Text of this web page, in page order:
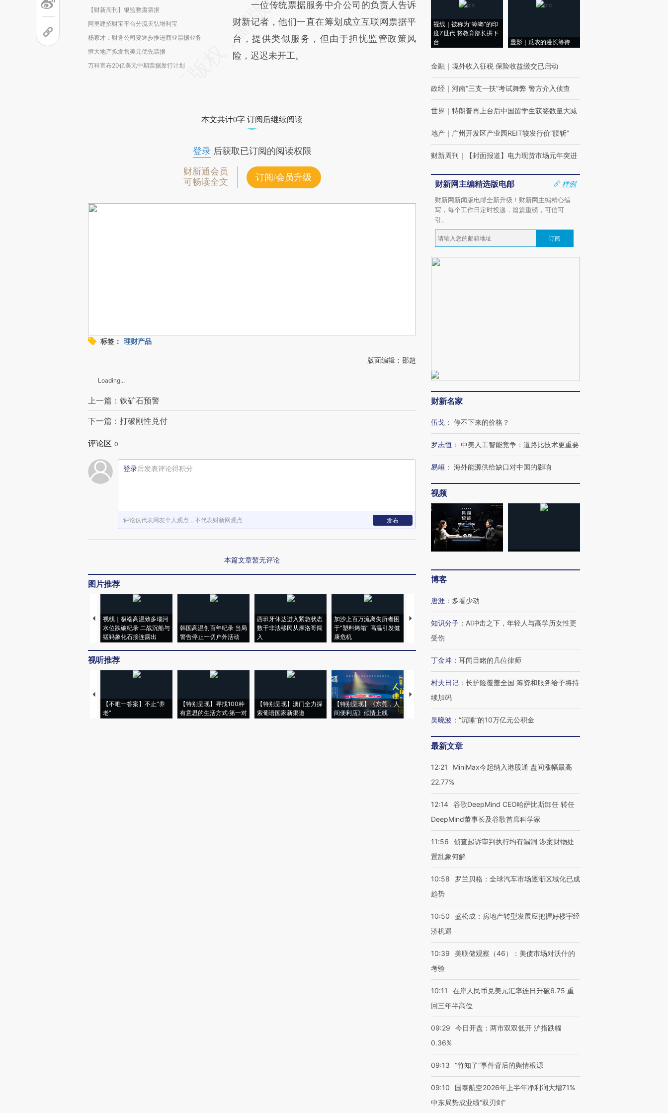
【财新周刊】银监整肃票据
阿里建招财宝平台分流天弘增利宝
杨家才：财务公司要逐步推进商业票据业务
恒大地产拟发售美元优先票据
万科宣布20亿美元中期票据发行计划
一位传统票据服务中介公司的负责人告诉
财新记者，他们一直在筹划成立互联网票据平
台，提供类似服务，但由于担忧监管政策风
险，迟迟未开工。
本文共计0字 订阅后继续阅读
登录后获取已订阅的阅读权限
财新通会员
可畅读全文
订阅/会员升级
标签： 理财产品
版面编辑：邵超
Loading...
上一篇：铁矿石预警
下一篇：打破刚性兑付
评论区 0
登录后发表评论得积分
评论仅代表网友个人观点，不代表财新网观点 发布
本篇文章暂无评论
图片推荐
视线｜极端高温致多瑙河
水位跌破纪录 二战沉船与
猛犸象化石接连露出
韩国高温创百年纪录 当局
警告停止一切户外活动
西班牙休达进入紧急状态
数千非法移民从摩洛哥闯
入
加沙上百万流离失所者困
于“塑料烤箱” 高温引发健
康危机
马航飞行员跨国走私7万
粒摇头丸 尿检体内含3种
泽连斯基密集出访美英 索
秘鲁纳斯卡观光飞机坠毁
视听推荐
【不唯一答案】不止“养
老”
【特别呈现】寻找100种
有意思的生活方式·第一对
【特别呈现】澳门全力探
索葡语国家新渠道
【特别呈现】《东莞，人
间便利店》倾情上线
【推广】走进第四届链博
视线｜被称为“蟑螂”的印
度Z世代 将教育部长拱下
台
显影｜瓜农的漫长等待
金融 ｜ 境外收入征税 保险收益缴交已启动
政经 ｜ 河南“三支一扶”考试舞弊 警方介入侦查
世界 ｜ 特朗普再上台后中国留学生获签数量大减
地产 ｜ 广州开发区产业园REIT较发行价“腰斩”
财新周刊 ｜ 【封面报道】电力现货市场元年突进
财新网主编精选版电邮
样例
财新网新闻版电邮全新升级！财新网主编精心编
写，每个工作日定时投递，篇篇重磅，可信可
引。
订阅
财新名家
伍戈 ： 停不下来的价格？
罗志恒 ： 中美人工智能竞争：道路比技术更重要
易峘 ： 海外能源供给缺口对中国的影响
视频
博客
唐涯 ： 多看少动
知识分子 ： AI冲击之下，年轻人与高学历女性更
受伤
丁金坤 ： 耳闻目睹的几位律师
村夫日记 ： 长护险覆盖全国 筹资和服务给予将持
续加码
吴晓波 ： “沉睡”的10万亿元公积金
最新文章
12:21
MiniMax今起纳入港股通 盘间涨幅最高
22.77%
12:14 谷歌DeepMind CEO哈萨比斯卸任 转任
DeepMind董事长及谷歌首席科学家
11:56
侦查起诉审判执行均有漏洞 涉案财物处
置乱象何解
10:58
罗兰贝格：全球汽车市场逐渐区域化已成
趋势
10:50
盛松成：房地产转型发展应把握好楼宇经
济机遇
10:39
美联储观察（46）：美债市场对沃什的
考验
10:11
在岸人民币兑美元汇率连日升破6.75 重
回三年半高位
09:29
今日开盘：两市双双低开 沪指跌幅
0.36%
09:13 “竹知了”事件背后的舆情根源
09:10
国泰航空2026年上半年净利润大增71%
中东局势成业绩“双刃剑”